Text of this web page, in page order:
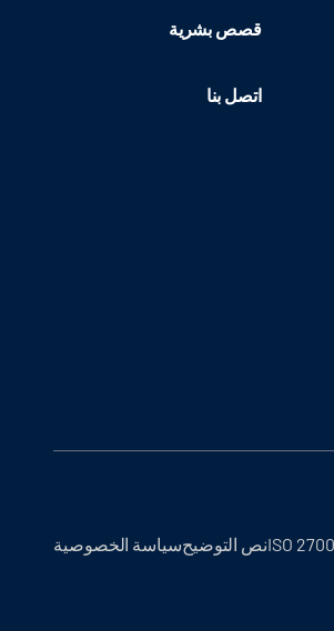
قصص بشرية
اتصل بنا
نص التوضيحسياسة الخصوصية